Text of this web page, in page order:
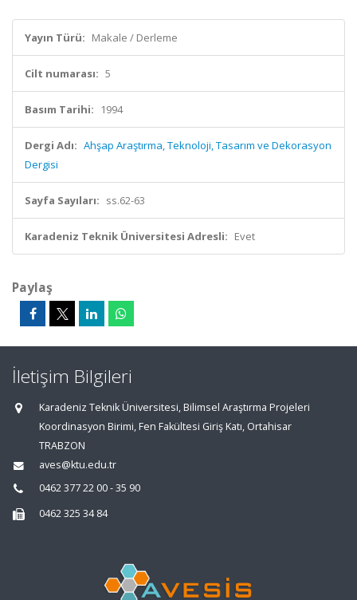
Yayın Türü: Makale / Derleme
Cilt numarası: 5
Basım Tarihi: 1994
Dergi Adı: Ahşap Araştırma, Teknoloji, Tasarım ve Dekorasyon
Dergisi
Sayfa Sayıları: ss.62-63
Karadeniz Teknik Üniversitesi Adresli: Evet
Paylaş
İletişim Bilgileri
Karadeniz Teknik Üniversitesi, Bilimsel Araştırma Projeleri
Koordinasyon Birimi, Fen Fakültesi Giriş Katı, Ortahisar
TRABZON
aves@ktu.edu.tr
0462 377 22 00 - 35 90
0462 325 34 84